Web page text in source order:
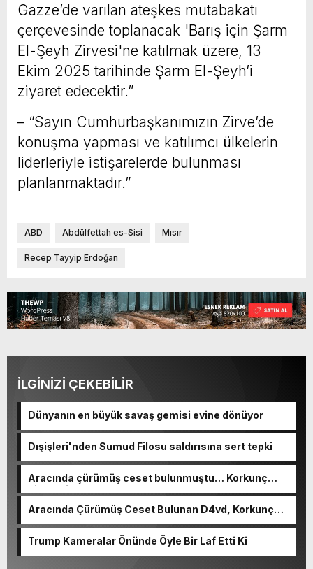
Gazze’de varılan ateşkes mutabakatı
çerçevesinde toplanacak 'Barış için Şarm
El-Şeyh Zirvesi'ne katılmak üzere, 13
Ekim 2025 tarihinde Şarm El-Şeyh’i
ziyaret edecektir.”
– “Sayın Cumhurbaşkanımızın Zirve’de
konuşma yapması ve katılımcı ülkelerin
liderleriyle istişarelerde bulunması
planlanmaktadır.”
ABD Abdülfettah es-Sisi Mısır
Recep Tayyip Erdoğan
İLGİNİZİ ÇEKEBİLİR
Dünyanın en büyük savaş gemisi evine dönüyor
Dışişleri'nden Sumud Filosu saldırısına sert tepki
Aracında çürümüş ceset bulunmuştu… Korkunç
cinayetin detayları ortaya çıktı
Aracında Çürümüş Ceset Bulunan D4vd, Korkunç
Cinayetle Yargılanıyor
Trump Kameralar Önünde Öyle Bir Laf Etti Ki